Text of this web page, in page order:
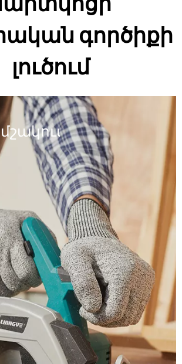
գործիքի
լուծում